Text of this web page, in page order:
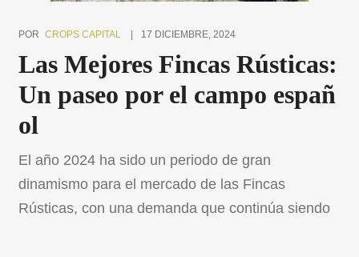
POR CROPS CAPITAL 17 DICIEMBRE, 2024
Las Mejores Fincas Rústicas:
Un paseo por el campo españ
ol
El año 2024 ha sido un periodo de gran
dinamismo para el mercado de las Fincas
Rústicas, con una demanda que continúa siendo